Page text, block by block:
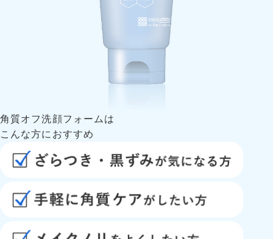
角質オフ洗顔フォームは
こんな方におすすめ